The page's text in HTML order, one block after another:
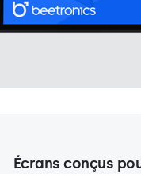
Écrans conçus